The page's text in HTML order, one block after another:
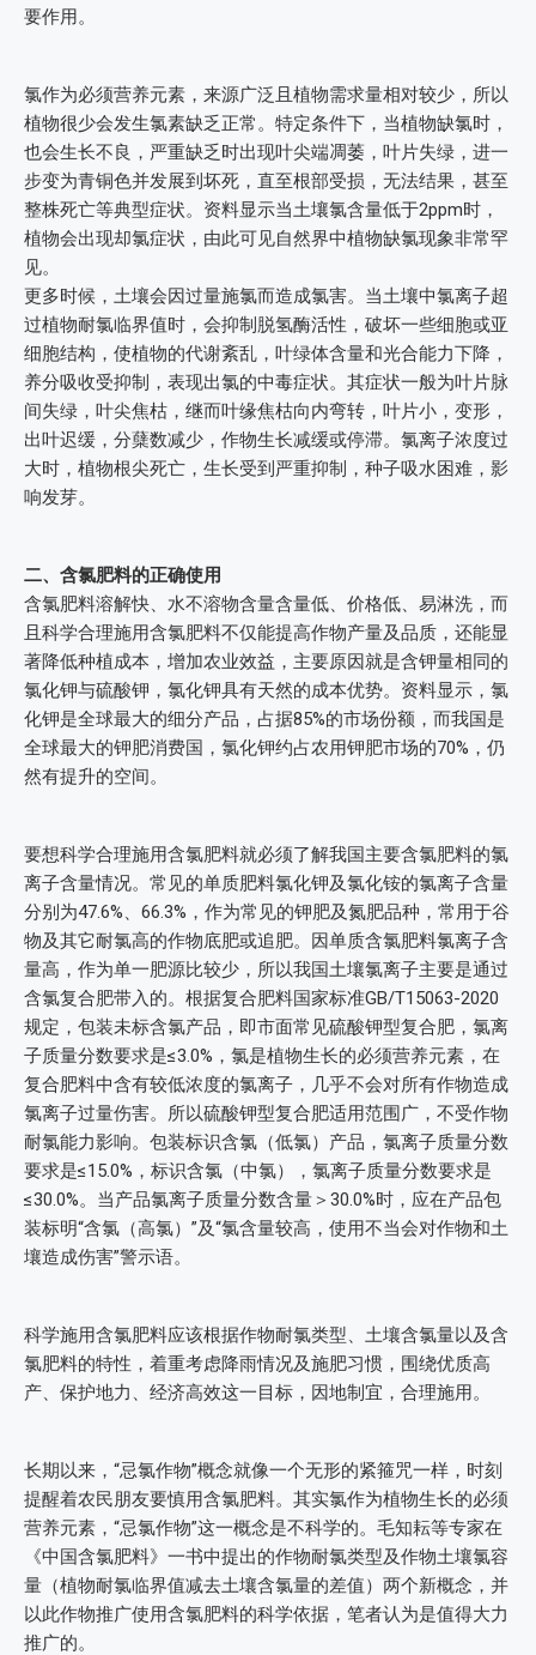
要作用。
氯作为必须营养元素，来源广泛且植物需求量相对较少，所以
植物很少会发生氯素缺乏正常。特定条件下，当植物缺氯时，
也会生长不良，严重缺乏时出现叶尖端凋萎，叶片失绿，进一
步变为青铜色并发展到坏死，直至根部受损，无法结果，甚至
整株死亡等典型症状。资料显示当土壤氯含量低于2ppm时，
植物会出现却氯症状，由此可见自然界中植物缺氯现象非常罕
见。
更多时候，土壤会因过量施氯而造成氯害。当土壤中氯离子超
过植物耐氯临界值时，会抑制脱氢酶活性，破坏一些细胞或亚
细胞结构，使植物的代谢紊乱，叶绿体含量和光合能力下降，
养分吸收受抑制，表现出氯的中毒症状。其症状一般为叶片脉
间失绿，叶尖焦枯，继而叶缘焦枯向内弯转，叶片小，变形，
出叶迟缓，分蘖数减少，作物生长减缓或停滞。氯离子浓度过
大时，植物根尖死亡，生长受到严重抑制，种子吸水困难，影
响发芽。
二、含氯肥料的正确使用
含氯肥料溶解快、水不溶物含量含量低、价格低、易淋洗，而
且科学合理施用含氯肥料不仅能提高作物产量及品质，还能显
著降低种植成本，增加农业效益，主要原因就是含钾量相同的
氯化钾与硫酸钾，氯化钾具有天然的成本优势。资料显示，氯
化钾是全球最大的细分产品，占据85%的市场份额，而我国是
全球最大的钾肥消费国，氯化钾约占农用钾肥市场的70%，仍
然有提升的空间。
要想科学合理施用含氯肥料就必须了解我国主要含氯肥料的氯
离子含量情况。常见的单质肥料氯化钾及氯化铵的氯离子含量
分别为47.6%、66.3%，作为常见的钾肥及氮肥品种，常用于谷
物及其它耐氯高的作物底肥或追肥。因单质含氯肥料氯离子含
量高，作为单一肥源比较少，所以我国土壤氯离子主要是通过
含氯复合肥带入的。根据复合肥料国家标准GB/T15063-2020
规定，包装未标含氯产品，即市面常见硫酸钾型复合肥，氯离
子质量分数要求是≤3.0%，氯是植物生长的必须营养元素，在
复合肥料中含有较低浓度的氯离子，几乎不会对所有作物造成
氯离子过量伤害。所以硫酸钾型复合肥适用范围广，不受作物
耐氯能力影响。包装标识含氯（低氯）产品，氯离子质量分数
要求是≤15.0%，标识含氯（中氯），氯离子质量分数要求是
≤30.0%。当产品氯离子质量分数含量＞30.0%时，应在产品包
装标明“含氯（高氯）”及“氯含量较高，使用不当会对作物和土
壤造成伤害”警示语。
科学施用含氯肥料应该根据作物耐氯类型、土壤含氯量以及含
氯肥料的特性，着重考虑降雨情况及施肥习惯，围绕优质高
产、保护地力、经济高效这一目标，因地制宜，合理施用。
长期以来，“忌氯作物”概念就像一个无形的紧箍咒一样，时刻
提醒着农民朋友要慎用含氯肥料。其实氯作为植物生长的必须
营养元素，“忌氯作物”这一概念是不科学的。毛知耘等专家在
《中国含氯肥料》一书中提出的作物耐氯类型及作物土壤氯容
量（植物耐氯临界值减去土壤含氯量的差值）两个新概念，并
以此作物推广使用含氯肥料的科学依据，笔者认为是值得大力
推广的。